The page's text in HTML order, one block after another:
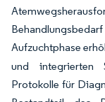
Aufzuchtphase
und integrierten
Protokolle für